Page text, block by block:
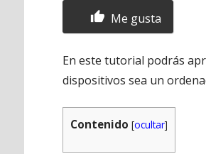
Me gusta
En este tutorial podrás
dispositivos sea un
Contenido [ocultar]